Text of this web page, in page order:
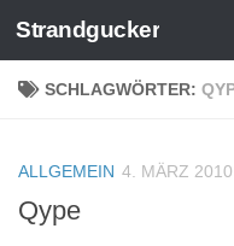
Zum Inhalt springen
Strandgucker
SCHLAGWÖRTER:
ALLGEMEIN 4. MÄRZ 2010
Qype